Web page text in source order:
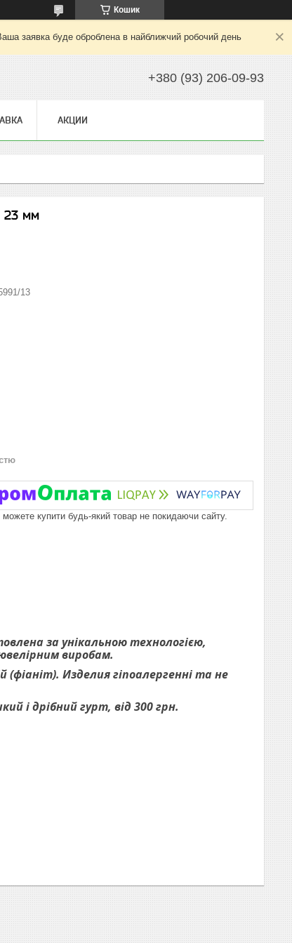
Кошик
заявка буде оброблена в найближчий робочий день
+380 (93) 206-09-93
АКЦИИ
23 мм
13
можете купити будь-який товар не покидаючи сайту.
за унікальною технологією,
виробам.
Изделия гіпоалергенні та не
і дрібний гурт, від 300 грн.